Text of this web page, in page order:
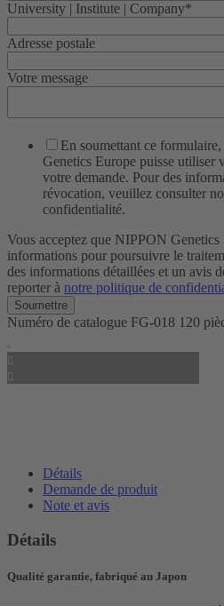
University | Institute | Company*
Adresse postale
Votre message
En soumettant ce
Genetics Europe puisse utiliser
votre demande. Pour des
révocation, veuillez consulter
confidentialité.
Vous acceptez que NIPPON
informations pour poursuivre le
des informations détaillées et un avis
reporter à notre politique de
Numéro de catalogue FG-018 120
Détails
Demande de produit
Note et avis
Détails
Qualité garantie, fabriqué au Japon